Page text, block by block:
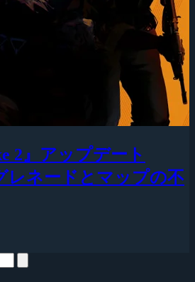
2』アップデート
レネードとマップの不